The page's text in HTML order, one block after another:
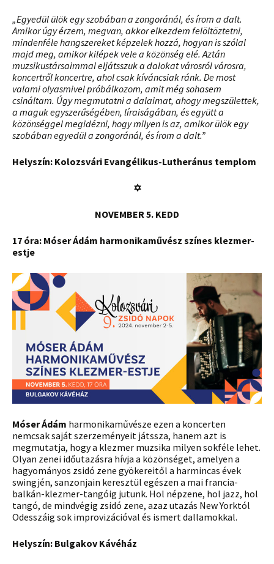
„Egyedül ülök egy szobában a zongoránál, és írom a dalt.
Amikor úgy érzem, megvan, akkor elkezdem felöltöztetni,
mindenféle hangszereket képzelek hozzá, hogyan is szólal
majd meg, amikor kilépek vele a közönség elé. Aztán
muzsikustársaimmal eljátsszuk a dalokat városról városra,
koncertről koncertre, ahol csak kíváncsiak ránk. De most
valami olyasmivel próbálkozom, amit még sohasem
csináltam. Úgy megmutatni a dalaimat, ahogy megszülettek,
a maguk egyszerűségében, líraiságában, és együtt a
közönséggel megidézni, hogy milyen is az, amikor ülök egy
szobában egyedül a zongoránál, és írom a dalt.”
Helyszín: Kolozsvári Evangélikus-Lutheránus templom
✡
NOVEMBER 5. KEDD
17 óra: Móser Ádám harmonikaművész színes klezmer-
estje
Móser Ádám harmonikaművésze ezen a koncerten
nemcsak saját szerzeményeit játssza, hanem azt is
megmutatja, hogy a klezmer muzsika milyen sokféle lehet.
Olyan zenei időutazásra hívja a közönséget, amelyen a
hagyományos zsidó zene gyökereitől a harmincas évek
swingjén, sanzonjain keresztül egészen a mai francia-
balkán-klezmer-tangóig jutunk. Hol népzene, hol jazz, hol
tangó, de mindvégig zsidó zene, azaz utazás New Yorktól
Odesszáig sok improvizációval és ismert dallamokkal.
Helyszín: Bulgakov Kávéház